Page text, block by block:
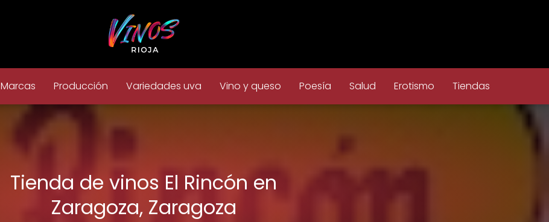
Marcas Producción Variedades uva Vino y queso Poesía Salud Erotismo Tiendas
Tienda de vinos El Rincón en
Zaragoza, Zaragoza